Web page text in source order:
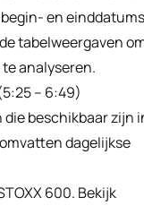
en einddatums
tabelweergaven
analyseren.
– 6:49)
beschikbaar zijn
dagelijkse
600. Bekijk